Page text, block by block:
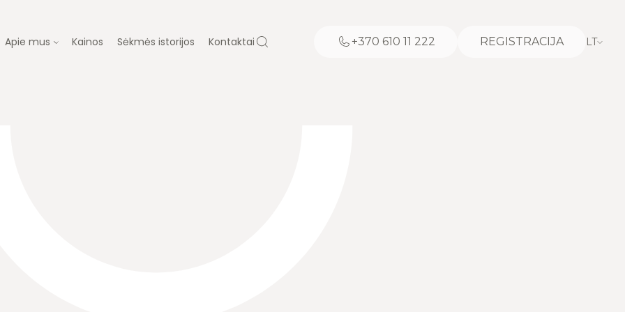
Apie mus Kainos Sėkmės istorijos Kontaktai +370 610 11 222 REGISTRACIJA LT